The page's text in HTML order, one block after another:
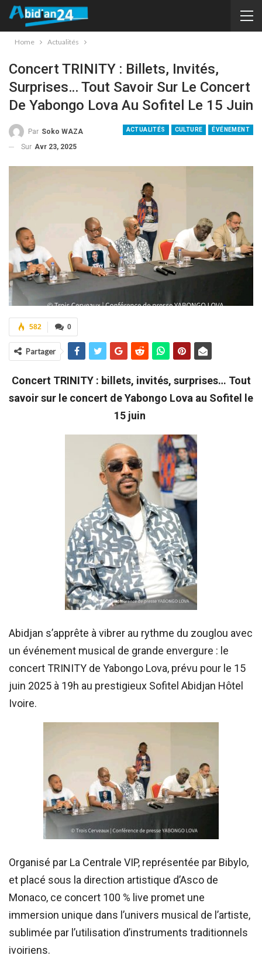
Home Actualités
Concert TRINITY : Billets, Invités,
Surprises… Tout Savoir Sur Le Concert
De Yabongo Lova Au Sofitel Le 15 Juin
ACTUALITÉS CULTURE ÉVÉNEMENT
Par Soko WAZA
Sur Avr 23, 2025
0
582
Partager
Concert TRINITY : billets, invités, surprises… Tout
savoir sur le concert de Yabongo Lova au Sofitel le
15 juin
Abidjan s’apprête à vibrer au rythme du zouglou avec
un événement musical de grande envergure : le
concert TRINITY de Yabongo Lova, prévu pour le 15
juin 2025 à 19h au prestigieux Sofitel Abidjan Hôtel
Ivoire.
Organisé par La Centrale VIP, représentée par Bibylo,
et placé sous la direction artistique d’Asco de
Monaco, ce concert 100 % live promet une
immersion unique dans l’univers musical de l’artiste,
sublimée par l’utilisation d’instruments traditionnels
ivoiriens.